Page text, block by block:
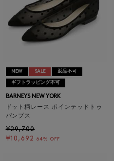
NEW SALE 返品不可
ギフトラッピング不可
BARNEYS NEW YORK
ドット柄レース ポインテッドトゥ
パンプス
¥29,700
¥10,692
64% OFF